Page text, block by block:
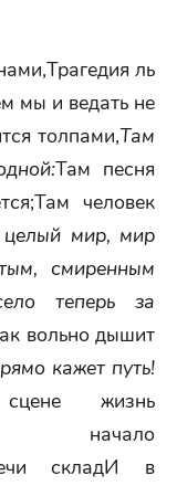
ль
мы и ведать не
толпами,Там
Там песня
человек
мир, мир
смиренным
теперь за
вольно дышит
кажет путь!
сцене жизнь
начало
речи складИ в